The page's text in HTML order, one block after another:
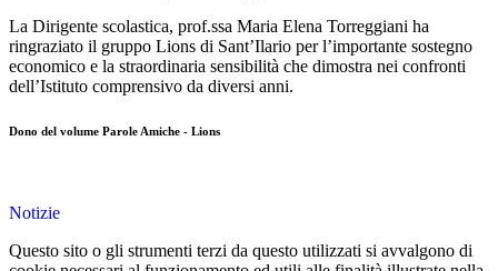
La Dirigente scolastica, prof.ssa Maria Elena Torreggiani ha
ringraziato il gruppo Lions di Sant’Ilario per l’importante sostegno
economico e la straordinaria sensibilità che dimostra nei confronti
dell’Istituto comprensivo da diversi anni.
Dono del volume Parole Amiche - Lions
Notizie
Questo sito o gli strumenti terzi da questo utilizzati si avvalgono di